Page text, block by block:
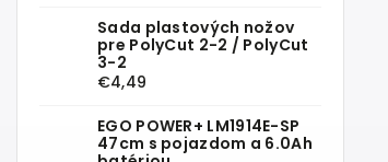
Sada plastových nožov
pre PolyCut 2-2 / PolyCut
3-2
€4,49
EGO POWER+ LM1914E-SP
47cm s pojazdom a 6.0Ah